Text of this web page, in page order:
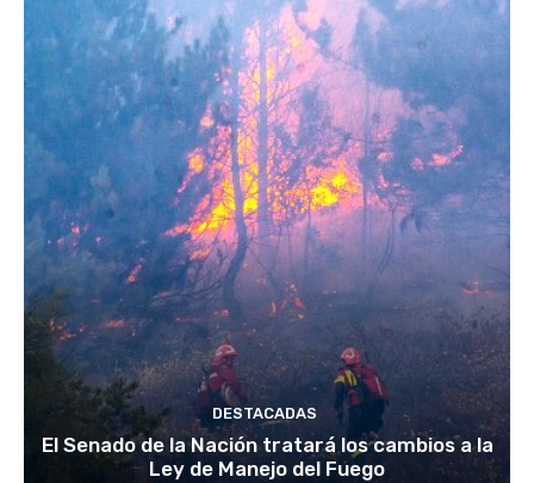
DESTACADAS
El Senado de la Nación tratará los cambios a la
Ley de Manejo del Fuego